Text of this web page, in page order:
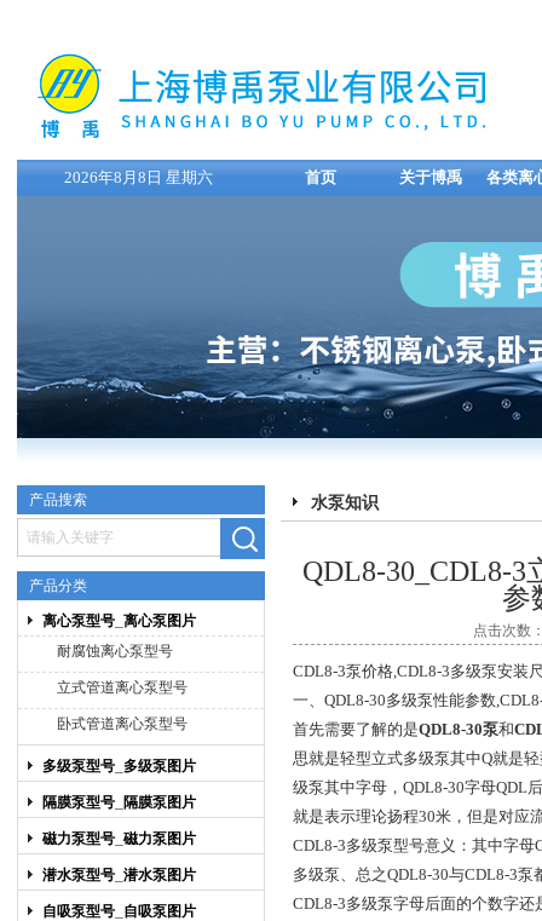
上海博禹泵业有限公司
2026年8月8日 星期六 首页 关于博禹 各类离
产品搜索
产品分类
离心泵型号_离心泵图片
耐腐蚀离心泵型号
立式管道离心泵型号
卧式管道离心泵型号
多级泵型号_多级泵图片
隔膜泵型号_隔膜泵图片
磁力泵型号_磁力泵图片
潜水泵型号_潜水泵图片
自吸泵型号_自吸泵图片
水泵知识
QDL8-30_CDL8-
参
点击次数
CDL8-3泵价格,CDL8-3多级泵安装
一、QDL8-30多级泵性能参数
首先需要了解的是QDL8-30泵和
思就是轻型立式多级泵其中Q就是
级泵其中字母，QDL8-30字母QDL
就是表示理论扬程30米，但是对应
CDL8-3多级泵型号意义：其中字
多级泵、总之QDL8-30与CDL8-3
CDL8-3多级泵字母后面的个数字